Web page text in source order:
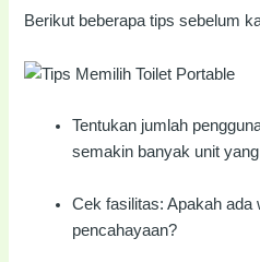
Berikut beberapa tips sebelum
Tentukan jumlah
semakin banyak unit
Cek fasilitas: Apakah ada
pencahayaan?